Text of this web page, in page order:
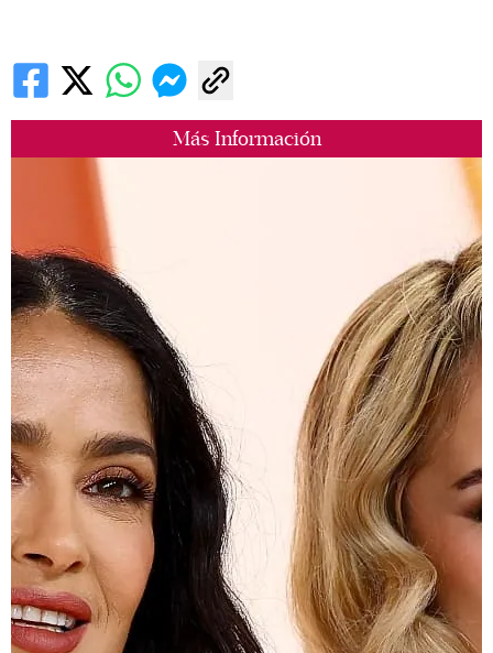
Más Información